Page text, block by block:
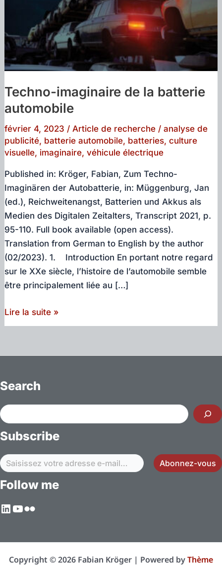
Techno-imaginaire de la batterie
automobile
février 4, 2023 /Article de recherche /analyse de
publicité, batterie automobile, batteries,culture
visuelle, imaginaire,véhicule électrique
Published in: Kröger, Fabian, Zum Techno-
Imaginären der Autobatterie, in: Müggenburg, Jan
(ed.), Reichweitenangst, Batterien und Akkus als
Medien des Digitalen Zeitalters, Transcript 2021, p.
95-110. Full book available (open access).
Translation from German to English by the author
(02/2023). 1. Introduction En portant notre regard
sur le XXe siècle, l’histoire de l’automobile semble
être principalement liée au […]
Techno-
imaginaire
la
automobile
Lire la suite »
Search
Rechercher
Subscribe
Saisissez votre adresse e-mail…
Abonnez-vous
Follow me
LinkedIn
YouTube
Flickr
Copyright © 2026 Fabian Kröger | Powered byThème